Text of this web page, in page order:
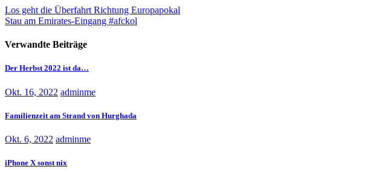
Beitragsnavigation
Los geht die Überfahrt Richtung Europapokal
Stau am Emirates-Eingang #afckol
Verwandte Beiträge
Der Herbst 2022 ist da…
Okt. 16, 2022 adminme
Familienzeit am Strand von Hurghada
Okt. 6, 2022 adminme
iPhone X sonst nix